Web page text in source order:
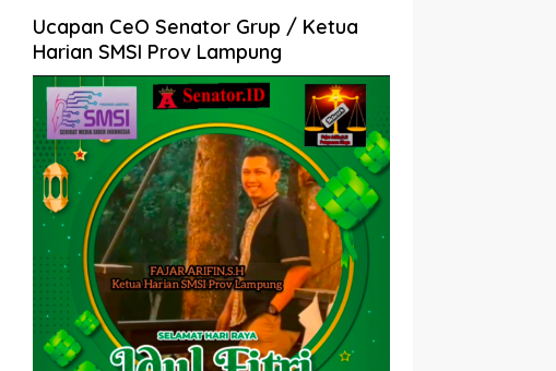
Ucapan CeO Senator Grup / Ketua
Harian SMSI Prov Lampung